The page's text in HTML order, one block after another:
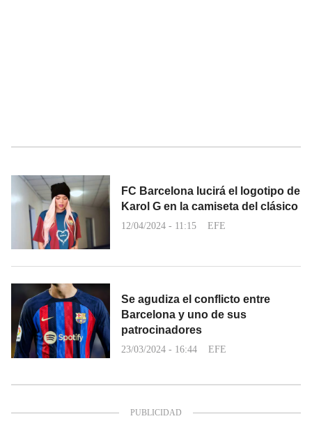
FC Barcelona lucirá el logotipo de
Karol G en la camiseta del clásico
12/04/2024 - 11:15 EFE
Se agudiza el conflicto entre
Barcelona y uno de sus
patrocinadores
23/03/2024 - 16:44 EFE